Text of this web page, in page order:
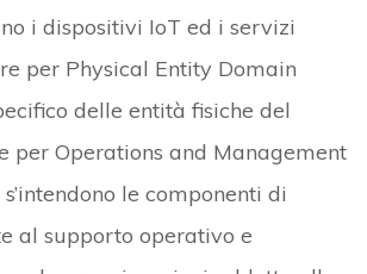
i dispositivi IoT ed i servizi
per Physical Entity Domain
delle entità fisiche del
per Operations and Management
le componenti di
al supporto operativo e